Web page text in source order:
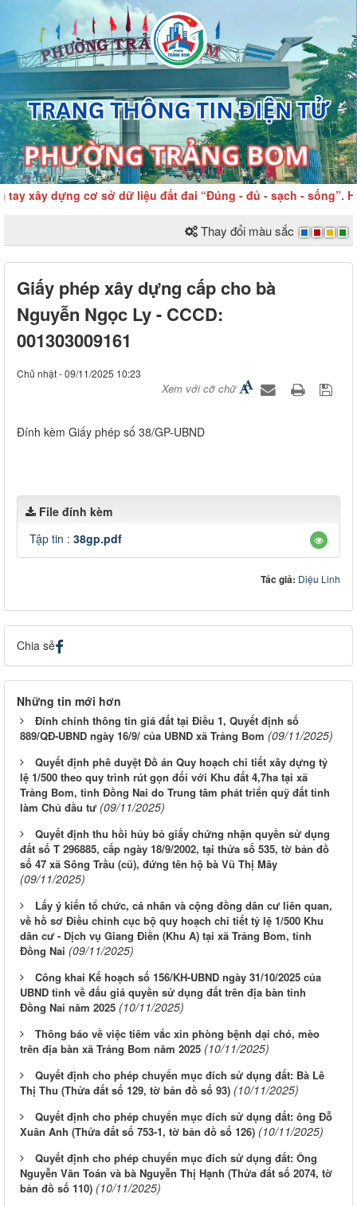
xây dựng cơ sở dữ liệu đất đai “Đúng - đủ - sạch - sống”.
Thay đổi màu sắc
Giấy phép xây dựng cấp cho bà
Nguyễn Ngọc Ly - CCCD:
001303009161
Chủ nhật - 09/11/2025 10:23
Xem với cỡ chữ
Đính kèm Giấy phép số 38/GP-UBND
File đính kèm
Tập tin : 38gp.pdf
Tác giả: Diệu Linh
Chia sẻ
Những tin mới hơn
Đính chính thông tin giá đất tại Điều 1, Quyết định số
889/QĐ-UBND ngày 16/9/ của UBND xã Trảng Bom (09/11/2025)
Quyết định phê duyệt Đồ án Quy hoạch chi tiết xây dựng tỷ
lệ 1/500 theo quy trình rút gọn đối với Khu đất 4,7ha tại xã
Trảng Bom, tỉnh Đồng Nai do Trung tâm phát triển quỹ đất tỉnh
làm Chủ đầu tư (09/11/2025)
Quyết định thu hồi hủy bỏ giấy chứng nhận quyền sử dụng
đất số T 296885, cấp ngày 18/9/2002, tại thửa số 535, tờ bản đồ
số 47 xã Sông Trầu (cũ), đứng tên hộ bà Vũ Thị Mây
(09/11/2025)
Lấy ý kiến tổ chức, cá nhân và cộng đồng dân cư liên quan,
về hồ sơ Điều chỉnh cục bộ quy hoạch chi tiết tỷ lệ 1/500 Khu
dân cư - Dịch vụ Giang Điền (Khu A) tại xã Trảng Bom, tỉnh
Đồng Nai (09/11/2025)
Công khai Kế hoạch số 156/KH-UBND ngày 31/10/2025 của
UBND tỉnh về đấu giá quyền sử dụng đất trên địa bàn tỉnh
Đồng Nai năm 2025 (10/11/2025)
Thông báo về việc tiêm vắc xin phòng bệnh dại chó, mèo
trên địa bàn xã Trảng Bom năm 2025 (10/11/2025)
Quyết định cho phép chuyển mục đích sử dụng đất: Bà Lê
Thị Thu (Thửa đất số 129, tờ bản đồ số 93) (10/11/2025)
Quyết định cho phép chuyển mục đích sử dụng đất: ông Đỗ
Xuân Anh (Thửa đất số 753-1, tờ bản đồ số 126) (10/11/2025)
Quyết định cho phép chuyển mục đích sử dụng đất: Ông
Nguyễn Văn Toán và bà Nguyễn Thị Hạnh (Thửa đất số 2074, tờ
bản đồ số 110) (10/11/2025)